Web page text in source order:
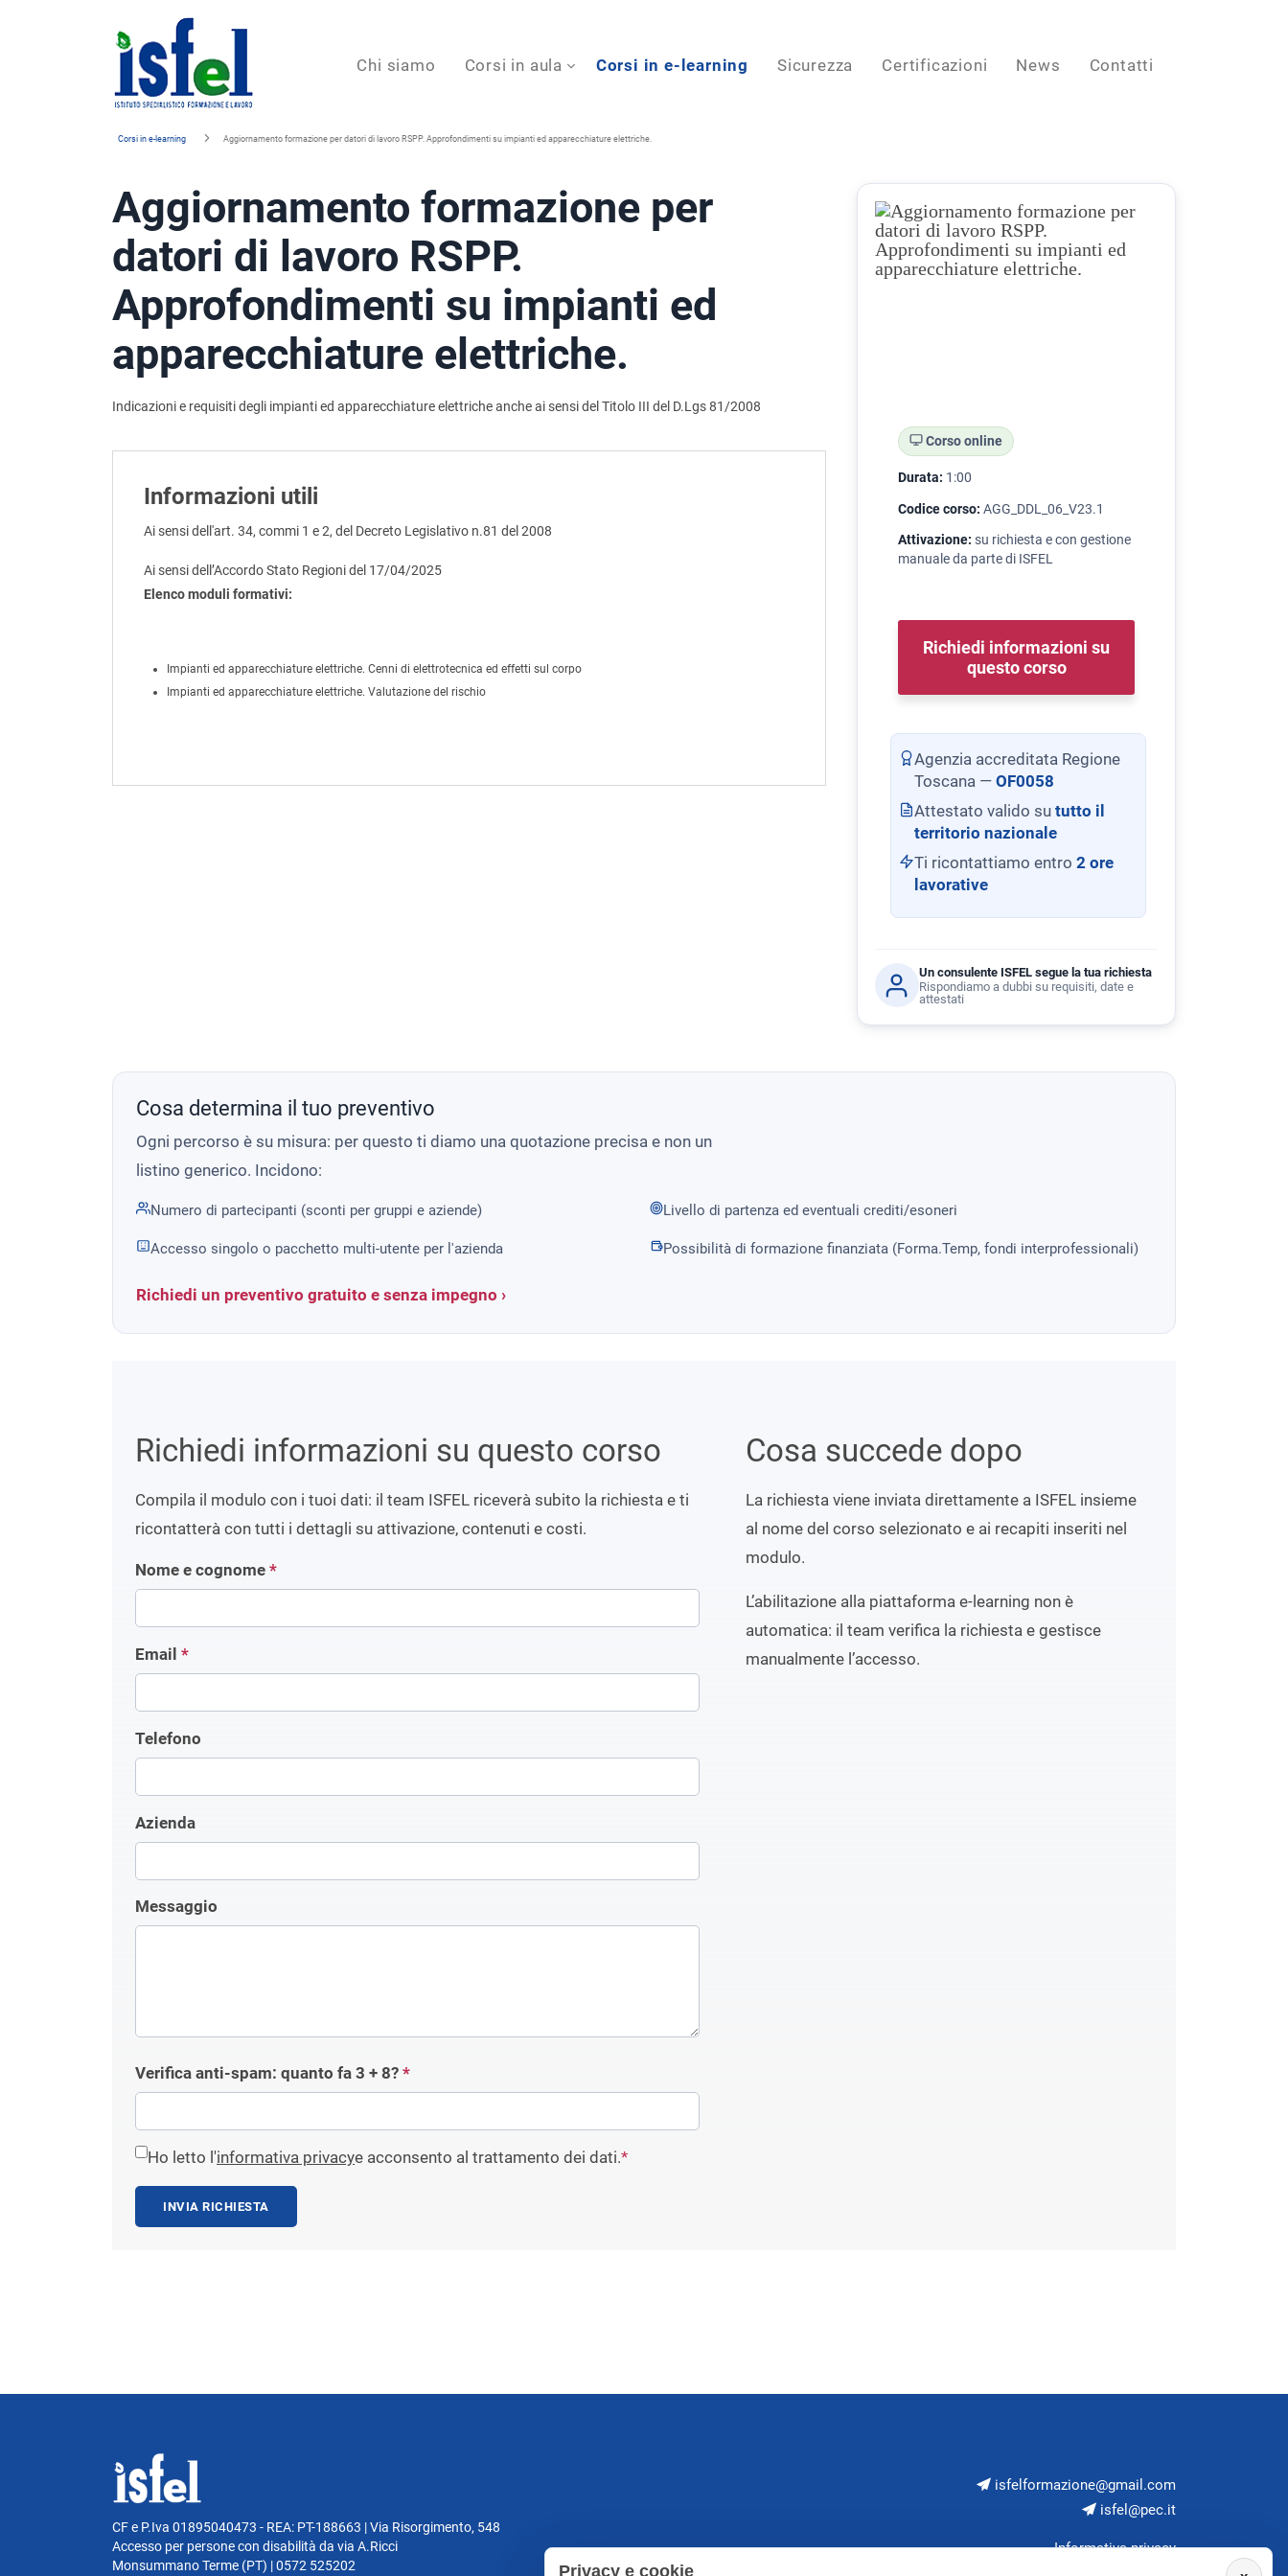
Istituto
formazione
e
lavoro
Chi siamo Corsi in aula Corsi in e-learning Sicurezza Certificazioni News Contatti
Corsi in e-learning Aggiornamento formazione per datori di lavoro RSPP. Approfondimenti su impianti ed apparecchiature elettriche.
Aggiornamento formazione per
datori di lavoro RSPP.
Approfondimenti su impianti ed
apparecchiature elettriche.
Indicazioni e requisiti degli impianti ed apparecchiature elettriche anche ai sensi del Titolo III del D.Lgs 81/2008
Informazioni utili
Ai sensi dell'art. 34, commi 1 e 2, del Decreto Legislativo n.81 del 2008
Ai sensi dell’Accordo Stato Regioni del 17/04/2025
Elenco moduli formativi:
Impianti ed apparecchiature elettriche. Cenni di elettrotecnica ed effetti sul corpo
Impianti ed apparecchiature elettriche. Valutazione del rischio
Corso online
Durata: 1:00
Codice corso: AGG_DDL_06_V23.1
Attivazione: su richiesta e con gestione
manuale da parte di ISFEL
Richiedi informazioni su
questo corso
Agenzia accreditata Regione
Toscana —OF0058
Attestato valido sututto il
territorio nazionale
Ti ricontattiamo entro2 ore
lavorative
Un consulente ISFEL segue la tua richiesta
Rispondiamo a dubbi su requisiti, date e
attestati
Cosa determina il tuo preventivo
Ogni percorso è su misura: per questo ti diamo una quotazione precisa e non un
listino generico. Incidono:
Numero di partecipanti (sconti per gruppi e aziende) Livello di partenza ed eventuali crediti/esoneri
Accesso singolo o pacchetto multi-utente per l'azienda Possibilità di formazione finanziata (Forma.Temp, fondi interprofessionali)
Richiedi un preventivo gratuito e senza impegno ›
Richiedi informazioni su questo corso
Compila il modulo con i tuoi dati: il team ISFEL riceverà subito la richiesta e ti
ricontatterà con tutti i dettagli su attivazione, contenuti e costi.
Nome e cognome *
Email *
Telefono
Azienda
Messaggio
Verifica anti-spam: quanto fa 3 + 8? *
Ho letto l'informativa privacye acconsento al trattamento dei dati.*
INVIA RICHIESTA
Cosa succede dopo
La richiesta viene inviata direttamente a ISFEL insieme
al nome del corso selezionato e ai recapiti inseriti nel
modulo.
L’abilitazione alla piattaforma e-learning non è
automatica: il team verifica la richiesta e gestisce
manualmente l’accesso.
CF e P.Iva 01895040473 - REA: PT-188663 | Via Risorgimento, 548
Accesso per persone con disabilità da via A.Ricci
Monsummano Terme (PT) | 0572 525202
isfelformazione@gmail.com
isfel@pec.it
Informativa privacy
Privacy e cookie